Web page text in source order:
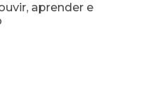
aprender e